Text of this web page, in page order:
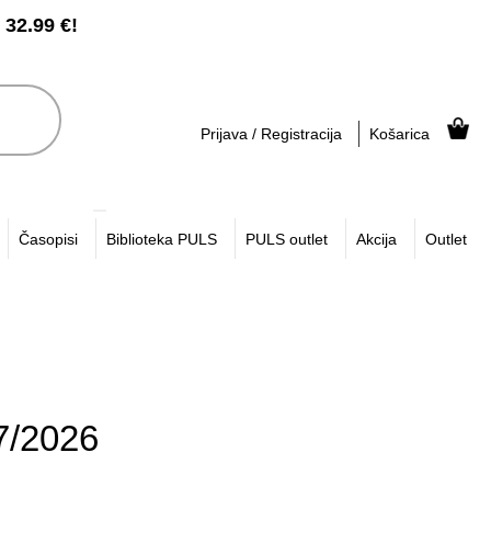
32.99 €!
Časopisi Biblioteka PULS PULS outlet Akcija Outlet
Prijava / Registracija Košarica
2026